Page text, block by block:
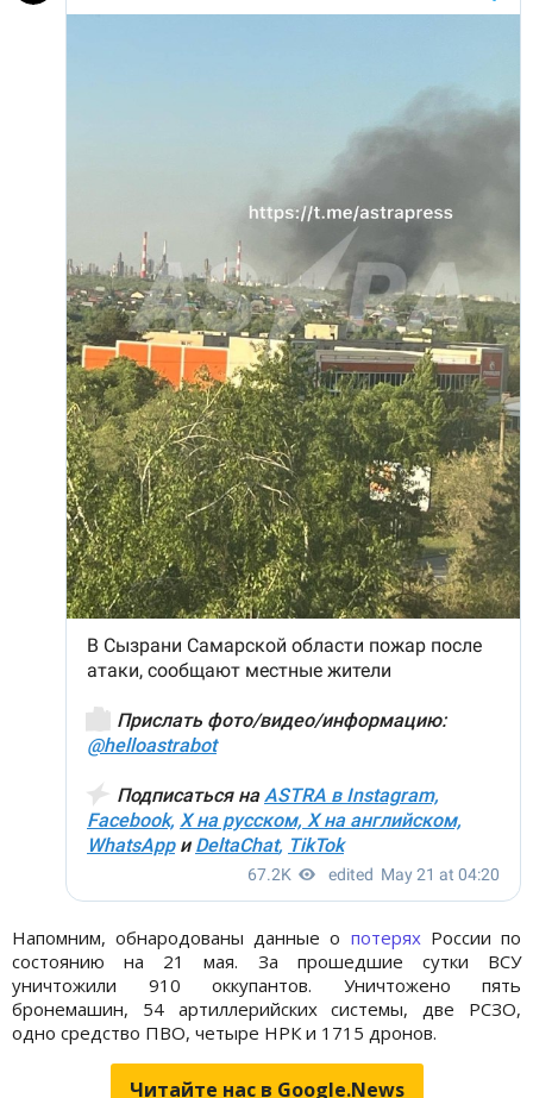
Напомним, обнародованы данные о потерях России по
состоянию на 21 мая. За прошедшие сутки ВСУ
уничтожили 910 оккупантов. Уничтожено пять
бронемашин, 54 артиллерийских системы, две РСЗО,
одно средство ПВО, четыре НРК и 1715 дронов.
Читайте нас в Google.News